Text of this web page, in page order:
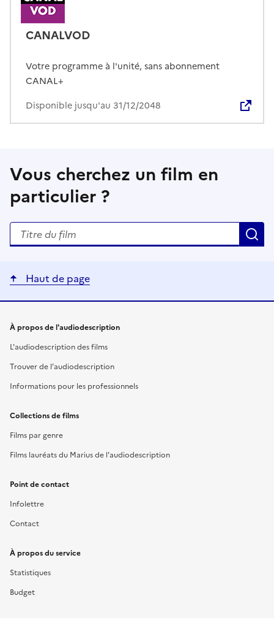
CANALVOD
Votre programme à l'unité, sans abonnement
CANAL+
Disponible jusqu'au 31/12/2048
Vous cherchez un film en
particulier ?
Rechercher un titre de film
Haut de page
Liens utiles
À propos de l'audiodescription
L'audiodescription des films
Trouver de l’audiodescription
Informations pour les professionnels
Collections de films
Films par genre
Films lauréats du Marius de l'audiodescription
Point de contact
Infolettre
Contact
À propos du service
Statistiques
Budget